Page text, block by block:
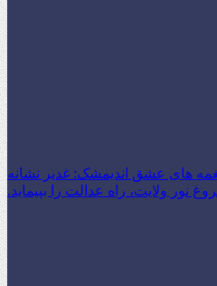
های عشق اندیمشک: غدیر نشانه
ولایت، راه عدالت را بپیماید.